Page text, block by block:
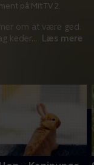
om at være ged.
keder... Læs mere
på Mit TV 2.